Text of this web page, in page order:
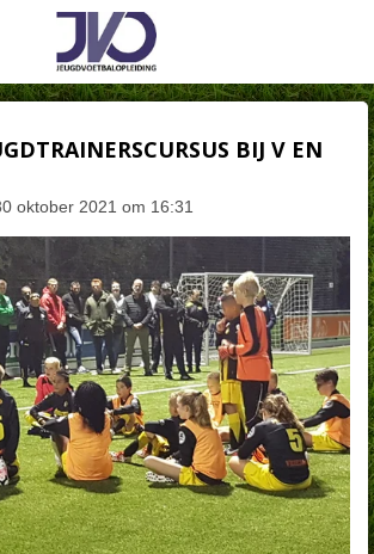
BIJ V EN
oktober 2021 om 16:31